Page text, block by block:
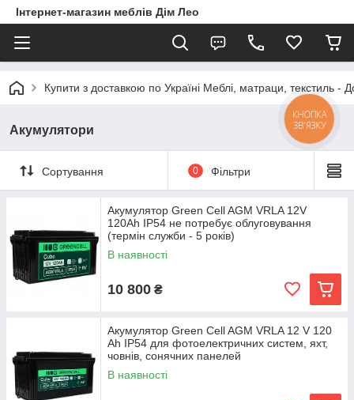
Інтернет-магазин меблів Дім Лео
Купити з доставкою по Україні Меблі, матраци, текстиль -
Акумулятори
Сортування 0 Фільтри
Акумулятор Green Cell AGM VRLA 12V
120Ah IP54 не потребує облуговування
(термін служби - 5 років)
В наявності
10 800 ₴
Акумулятор Green Cell AGM VRLA 12 V 120
Ah IP54 для фотоелектричних систем, яхт,
човнів, сонячних панелей
В наявності
КНОПКА
ЗВ'ЯЗКУ